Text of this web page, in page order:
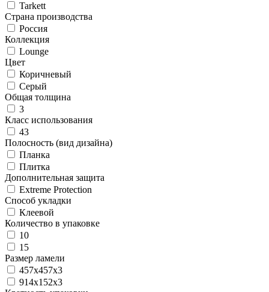
Tarkett
Страна производства
Россия
Коллекция
Lounge
Цвет
Коричневый
Серый
Общая толщина
3
Класс использования
43
Полосность (вид дизайна)
Планка
Плитка
Дополнительная защита
Extreme Protection
Способ укладки
Клеевой
Количество в упаковке
10
15
Размер ламели
457x457x3
914x152x3